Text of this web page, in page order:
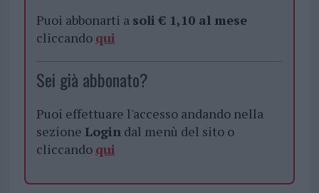
Puoi abbonarti a soli € 1,10 al mese
cliccando qui
Sei già abbonato?
Puoi effettuare l'accesso andando nella
sezione Logindal menù del sito o
cliccando qui